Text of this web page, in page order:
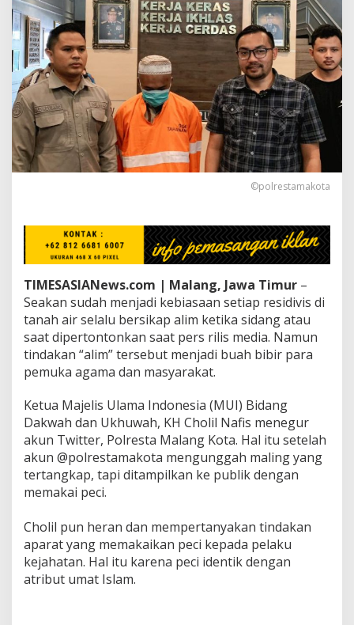
P
o
l
e
s
t
a
l
o
e
s
M
e
n
g
e
a
k
a
n
P
e
h
a
t
©polrestamakota
TIMESASIANews.com | Malang, Jawa Timur –
Seakan sudah menjadi kebiasaan setiap residivis di
tanah air selalu bersikap alim ketika sidang atau
saat dipertontonkan saat pers rilis media. Namun
tindakan “alim” tersebut menjadi buah bibir para
pemuka agama dan masyarakat.
Ketua Majelis Ulama Indonesia (MUI) Bidang
Dakwah dan Ukhuwah, KH Cholil Nafis menegur
akun Twitter, Polresta Malang Kota. Hal itu setelah
akun @polrestamakota mengunggah maling yang
tertangkap, tapi ditampilkan ke publik dengan
memakai peci.
Cholil pun heran dan mempertanyakan tindakan
aparat yang memakaikan peci kepada pelaku
kejahatan. Hal itu karena peci identik dengan
atribut umat Islam.